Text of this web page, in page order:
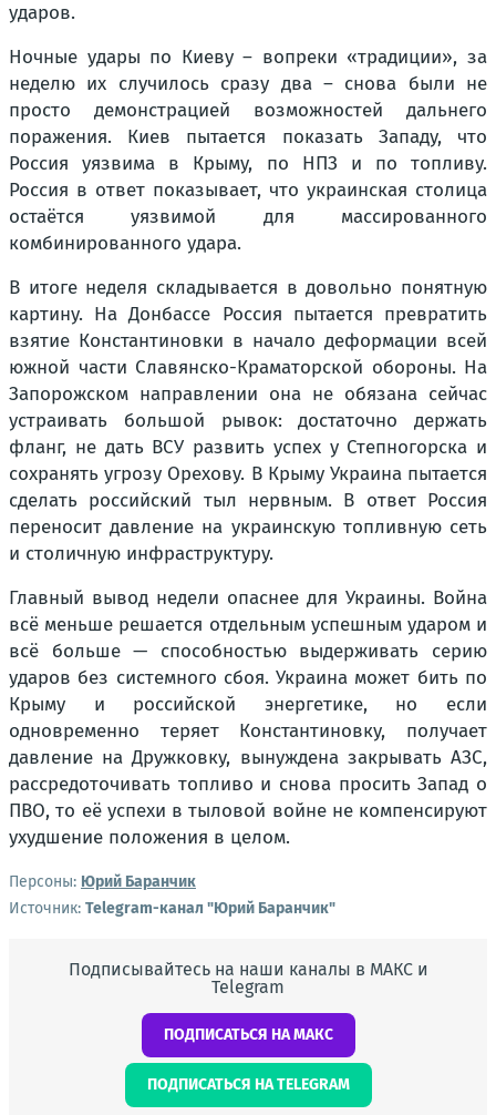
ударов.
Ночные удары по Киеву – вопреки «традиции», за
неделю их случилось сразу два – снова были не
просто демонстрацией возможностей дальнего
поражения. Киев пытается показать Западу, что
Россия уязвима в Крыму, по НПЗ и по топливу.
Россия в ответ показывает, что украинская столица
остаётся уязвимой для массированного
комбинированного удара.
В итоге неделя складывается в довольно понятную
картину. На Донбассе Россия пытается превратить
взятие Константиновки в начало деформации всей
южной части Славянско-Краматорской обороны. На
Запорожском направлении она не обязана сейчас
устраивать большой рывок: достаточно держать
фланг, не дать ВСУ развить успех у Степногорска и
сохранять угрозу Орехову. В Крыму Украина пытается
сделать российский тыл нервным. В ответ Россия
переносит давление на украинскую топливную сеть
и столичную инфраструктуру.
Главный вывод недели опаснее для Украины. Война
всё меньше решается отдельным успешным ударом и
всё больше — способностью выдерживать серию
ударов без системного сбоя. Украина может бить по
Крыму и российской энергетике, но если
одновременно теряет Константиновку, получает
давление на Дружковку, вынуждена закрывать АЗС,
рассредоточивать топливо и снова просить Запад о
ПВО, то её успехи в тыловой войне не компенсируют
ухудшение положения в целом.
Персоны: Юрий Баранчик
Источник: Telegram-канал "Юрий Баранчик"
Подписывайтесь на наши каналы в МАКС и
Telegram
ПОДПИСАТЬСЯ НА МАКС
ПОДПИСАТЬСЯ НА TELEGRAM